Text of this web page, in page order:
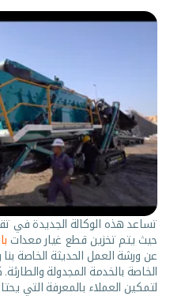
تساعد هذه الوكالة الجديدة في
حيث يتم تخزين قطع غيار معدات
عن ورشة العمل الحديثة الخاصة
الخاصة بالخدمة المجدولة
لتمكين العملاء بالمعرفة التي